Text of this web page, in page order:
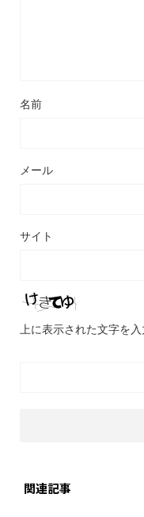
名前
メール
サイト
上に表示された文字を入
関連記事